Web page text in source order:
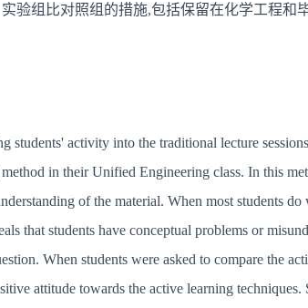
验组比对照组的措施,包括保留在化学工程和
students' activity into the traditional lecture
in their Unified Engineering class. In this
of the material. When most students
that students have conceptual problems or
When students were asked to compare the
attitude towards the active learning